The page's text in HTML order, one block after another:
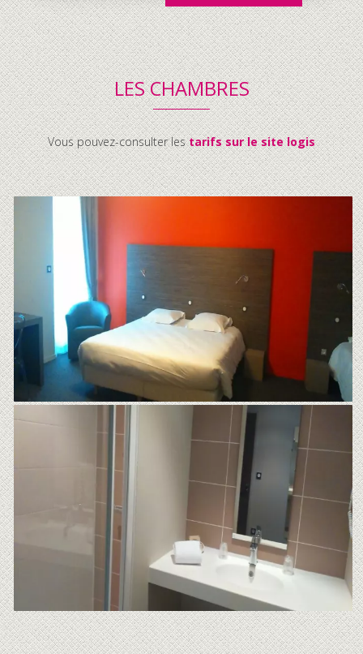
LES CHAMBRES
Vous pouvez-consulter lestarifs sur le site logis